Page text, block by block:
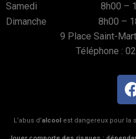
Samedi 8h00 –
Dimanche 8h00 –
9 Place Saint-
Téléphone :
L’abus d’alcoolest dangereux pour la